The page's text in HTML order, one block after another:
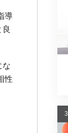
導
な
性